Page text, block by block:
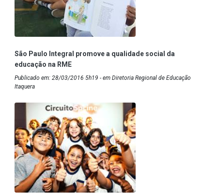
São Paulo Integral promove a qualidade social da
educação na RME
Publicado em: 28/03/2016 5h19 - em Diretoria Regional de Educação
Itaquera